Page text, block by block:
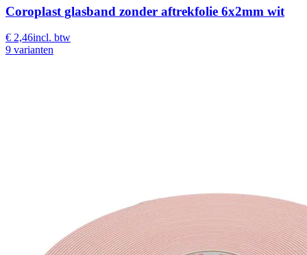
Coroplast glasband zonder aftrekfolie 6x2mm wit
€ 2,46incl. btw
9 varianten